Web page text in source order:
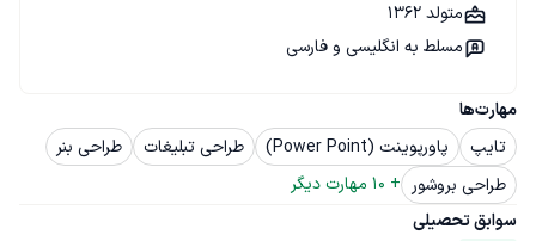
مهارت‌ها
تایپ
پاورپوینت (Power Point) طراحی تبلیغات
طراحی بنر
طراحی بروشور +
10 مهارت دیگر
سوابق تحصیلی
متولد 1362
مسلط به انگلیسی و فارسی